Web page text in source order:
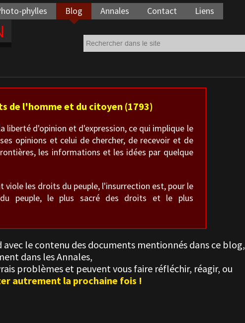
phylles Blog Annales Contact Liens
de l'homme et du citoyen (1793)
liberté d'opinion et d'expression, ce qui implique le
opinions et celui de chercher, de recevoir et de
les informations et les idées par quelque
viole les droits du peuple, l'insurrection est, pour le
peuple, le plus sacré des droits et le plus
avec le contenu des documents mentionnés dans ce blog,
dans les Annales,
problèmes et peuvent vous faire réfléchir, réagir, ou
autrement la prochaine fois !